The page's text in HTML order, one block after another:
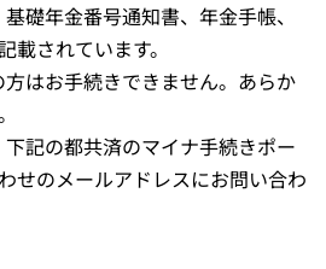
礎年金番号通知書、年金手帳、
載されています。
はお手続きできません。あらか
記の都共済のマイナ手続きポー
せのメールアドレスにお問い合わ